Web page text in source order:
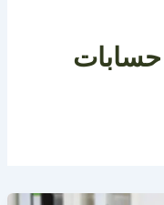
حسابات